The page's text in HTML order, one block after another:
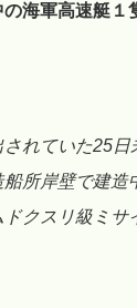
海軍高速艇１
れていた25
船所岸壁で建造
ドクスリ級ミ